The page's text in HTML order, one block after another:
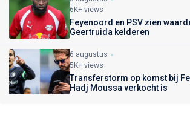
6K+ views
Feyenoord en PSV zien
Geertruida kelderen
6 augustus
5K+ views
Transferstorm op komst bij
Hadj Moussa verkocht is